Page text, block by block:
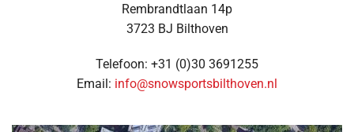
Rembrandtlaan 14p
3723 BJ Bilthoven
Telefoon: +31 (0)30 3691255
Email: info@snowsportsbilthoven.nl